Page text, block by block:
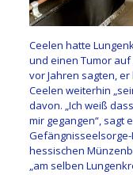
Ceelen hatte
und einen Tumor auf
vor Jahren sagten,
Ceelen weiterhin
davon. „Ich weiß
mir gegangen“, sagt
Gefängnisseelsorge-
hessischen
„am selben